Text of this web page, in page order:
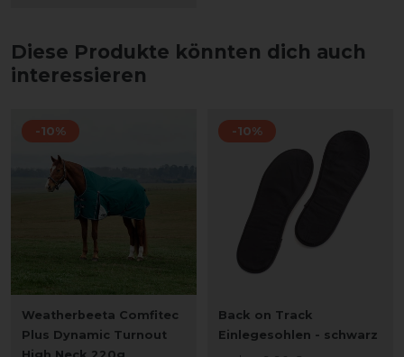
Diese Produkte könnten dich auch
interessieren
-10%
Weatherbeeta Comfitec
Plus Dynamic Turnout
-10%
Back on Track
Einlegesohlen - schwarz